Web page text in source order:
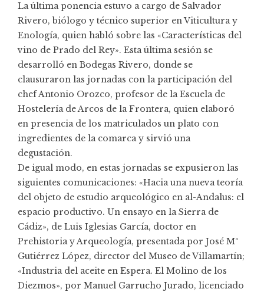
La última ponencia estuvo a cargo de Salvador
Rivero, biólogo y técnico superior en Viticultura y
Enología, quien habló sobre las «Características del
vino de Prado del Rey». Esta última sesión se
desarrolló en Bodegas Rivero, donde se
clausuraron las jornadas con la participación del
chef Antonio Orozco, profesor de la Escuela de
Hostelería de Arcos de la Frontera, quien elaboró
en presencia de los matriculados un plato con
ingredientes de la comarca y sirvió una
degustación.
De igual modo, en estas jornadas se expusieron las
siguientes comunicaciones: «Hacia una nueva teoría
del objeto de estudio arqueológico en al-Andalus: el
espacio productivo. Un ensayo en la Sierra de
Cádiz», de Luis Iglesias García, doctor en
Prehistoria y Arqueología, presentada por José Mª
Gutiérrez López, director del Museo de Villamartín;
«Industria del aceite en Espera. El Molino de los
Diezmos», por Manuel Garrucho Jurado, licenciado